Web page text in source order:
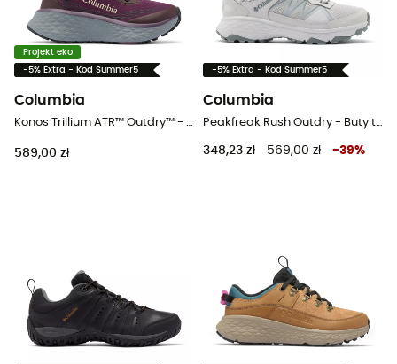
Projekt eko
-5% Extra - Kod Summer5
Columbia
589,00 zł
-5% Extra - Kod Summer5
Columbia
348,23 zł 569,00 zł -39%